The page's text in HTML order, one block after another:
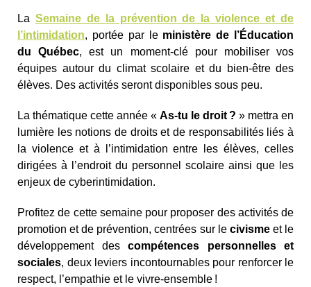
La Semaine de la prévention de la violence et de
l’intimidation, portée par le ministère de l’Éducation
du Québec, est un moment-clé pour mobiliser vos
équipes autour du climat scolaire et du bien-être des
élèves. Des activités seront disponibles sous peu.
La thématique cette année « As-tu le droit ? » mettra en
lumière les notions de droits et de responsabilités liés à
la violence et à l’intimidation entre les élèves, celles
dirigées à l’endroit du personnel scolaire ainsi que les
enjeux de cyberintimidation.
Profitez de cette semaine pour proposer des activités de
promotion et de prévention, centrées sur le civismeet le
développement des compétences personnelles et
sociales, deux leviers incontournables pour renforcer le
respect, l’empathie et le vivre-ensemble !